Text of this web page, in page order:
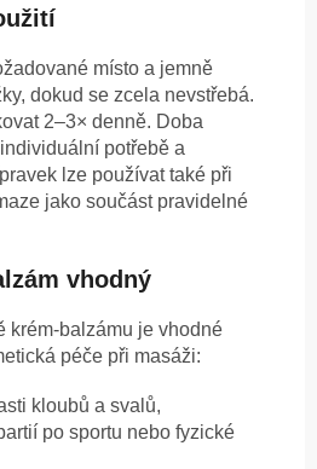
místo a jemně
dokud se zcela nevstřebá.
2–3× denně. Doba
potřebě a
lze používat také při
jako součást pravidelné
vhodný
krém-balzámu je vhodné
péče při masáži:
kloubů a svalů,
po sportu nebo fyzické